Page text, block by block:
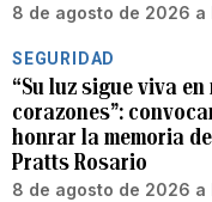
8 de agosto de 2026 a
SEGURIDAD
“Su luz sigue viva
corazones”:
honrar la memoria
Pratts Rosario
8 de agosto de 2026 a